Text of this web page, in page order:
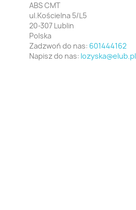
ABS CMT
ul.Kościelna 5/L5
20-307 Lublin
Polska
Zadzwoń do nas: 601444162
Napisz do nas: lozyska@elub.pl